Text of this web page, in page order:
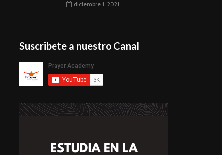
diciembre 1, 2021
Suscribete a nuestro Canal